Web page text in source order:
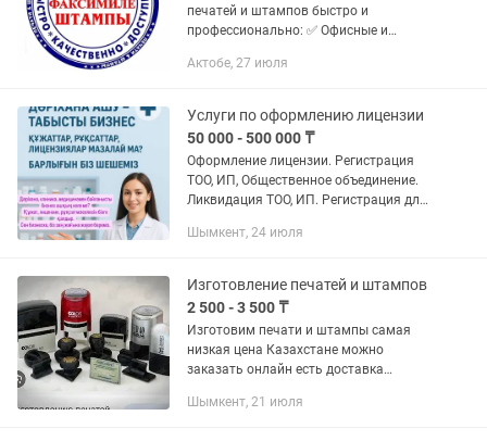
печатей и штампов быстро и
профессионально: ✅ Офисные и
Круглые, прямоугольные и фигурные
Восстановление...
Актобе, 27 июля
Услуги по оформлению лицензии
50 000 - 500 000 ₸
Оформление лицензии. Регистрация
ТОО, ИП, Общественное объединение.
Ликвидация ТОО, ИП. Регистрация для
печатей и штампов
Шымкент, 24 июля
Изготовление печатей и штампов
2 500 - 3 500 ₸
Изготовим печати и штампы самая
низкая цена Казахстане можно
заказать онлайн есть доставка
Шымкент, 21 июля